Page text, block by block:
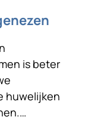
is beter
huwelijken